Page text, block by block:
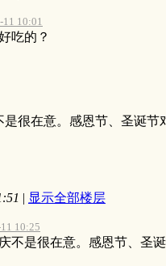
10:01
吃的？
很在意。感恩节、圣诞
| 显示全部楼层
10:25
不是很在意。感恩节、圣